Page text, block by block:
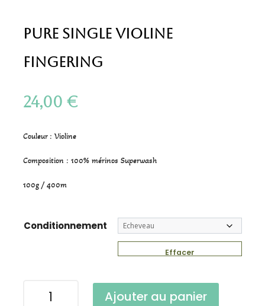
Pure Single Violine
Fingering
24,00 €
Couleur : Violine
Composition : 100% mérinos Superwash
100g / 400m
Conditionnement
Effacer
Ajouter au panier